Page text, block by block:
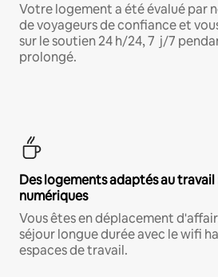
Votre logement a été évalué par
de voyageurs de confiance et
sur le soutien 24 h/24, 7 j/7
prolongé.
Des logements adaptés au
numériques
Vous êtes en déplacement
séjour longue durée avec le wifi
espaces de travail.